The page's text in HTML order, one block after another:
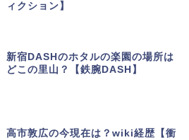
ィクション】
新宿DASHのホタルの楽園の場所は
どこの里山？【鉄腕DASH】
高市敦広の今現在は？wiki経歴【衝